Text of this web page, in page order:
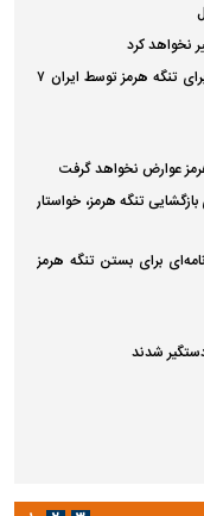
نخواهد کرد
عضو کمیسیون امنیت ملی: عوارض تعیین شده برای تنگه هرمز توسط ایران ۷
هرمز عوارض نخواهد گرفت
تنگه هرمز، خواستار
برای بستن تنگه هرمز
شدند